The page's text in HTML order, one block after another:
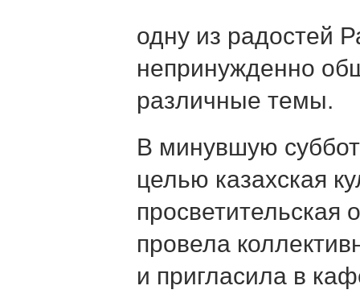
одну из радостей
непринужденно
различные темы.
В минувшую
целью казахская
просветительская
провела
и пригласила в